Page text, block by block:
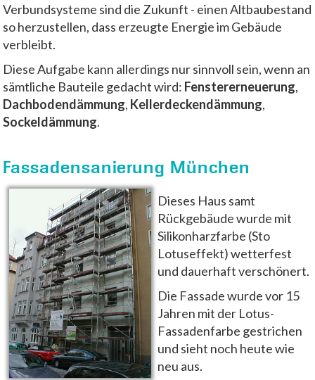
Verbundsysteme sind die Zukunft - einen Altbaubestand
so herzustellen, dass erzeugte Energie im Gebäude
verbleibt.
Diese Aufgabe kann allerdings nur sinnvoll sein, wenn an
sämtliche Bauteile gedacht wird: Fenstererneuerung,
Dachbodendämmung, Kellerdeckendämmung,
Sockeldämmung.
Fassadensanierung München
Dieses Haus samt
Rückgebäude wurde mit
Silikonharzfarbe (Sto
Lotuseffekt) wetterfest
und dauerhaft verschönert.
Die Fassade wurde vor 15
Jahren mit der Lotus-
Fassadenfarbe gestrichen
und sieht noch heute wie
neu aus.